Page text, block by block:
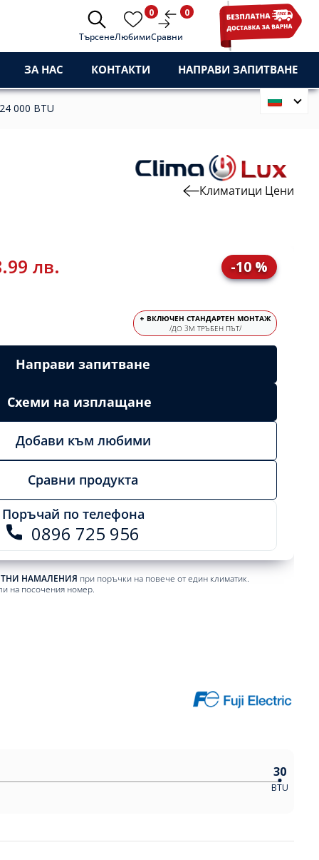
ТърсенеЛюбими
0
Сравни
0
ЗА НАС КОНТАКТИ НАПРАВИ ЗАПИТВАНЕ
000 BTU
Климатици Цени
лв. -10 %
+ ВКЛЮЧЕН СТАНДАРТЕН МОНТАЖ
/ДО 3М ТРЪБЕН ПЪТ/
Направи запитване
Схеми на изплащане
Добави към любими
Сравни продукта
Поръчай по телефона
0896 725 956
НАМАЛЕНИЯ при поръчки на повече от един климатик.
на посочения номер.
30
BTU